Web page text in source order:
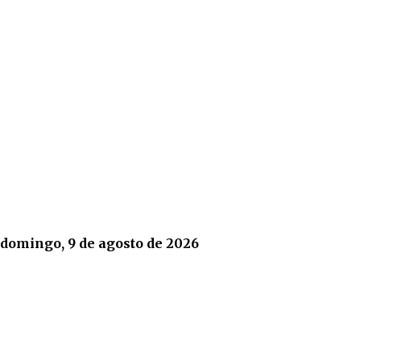
domingo, 9 de agosto de 2026